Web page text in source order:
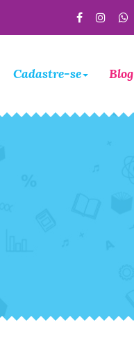
Cadastre-se Blog